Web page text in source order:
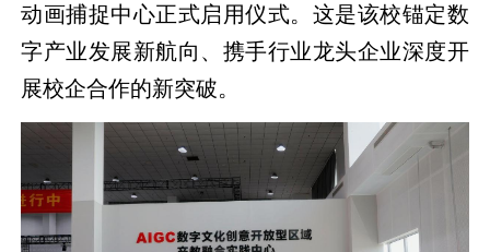
动画捕捉中心正式启用仪式。这是该校锚定数
字产业发展新航向、携手行业龙头企业深度开
展校企合作的新突破。